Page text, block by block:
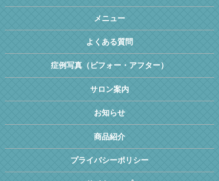
メニュー
よくある質問
症例写真（ビフォー・アフター）
サロン案内
お知らせ
商品紹介
プライバシーポリシー